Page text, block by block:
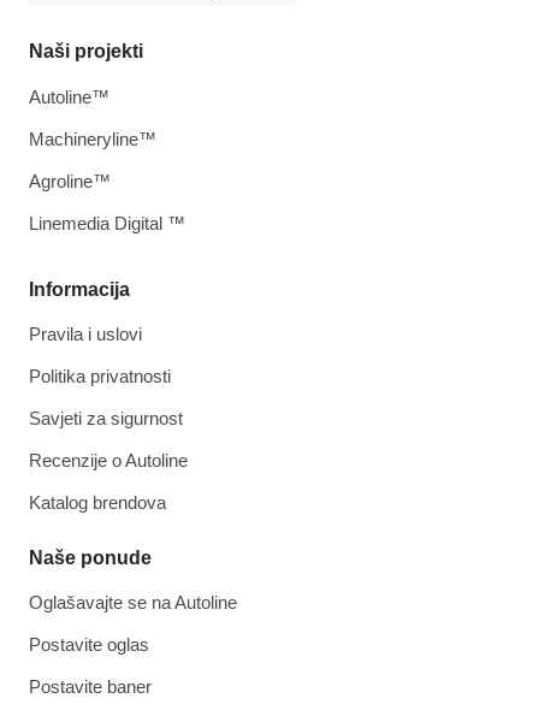
Informacija
Pravila i uslovi
Politika privatnosti
Savjeti za sigurnost
Recenzije o Autoline
Katalog brendova
Naše ponude
Oglašavajte se na Autoline
Postavite oglas
Postavite baner
Naši projekti
Autoline™
Machineryline™
Agroline™
Linemedia Digital ™